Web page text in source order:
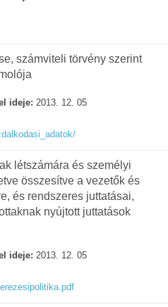
számviteli törvény szerint
ideje: 2013. 12. 05
létszámára és személyi
összesítve a vezetők és
és rendszeres juttatásai,
nyújtott juttatások
ideje: 2013. 12. 05